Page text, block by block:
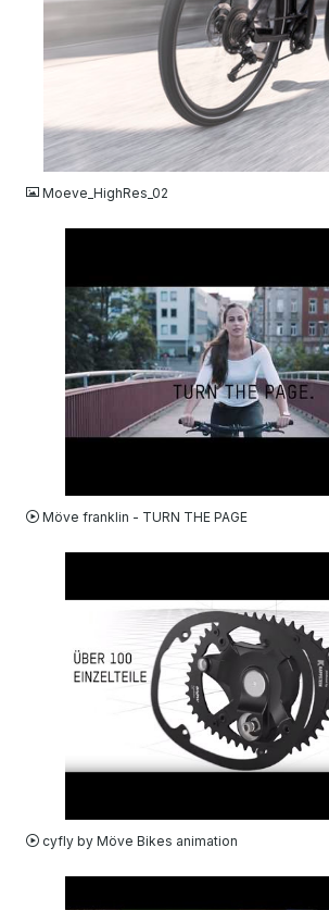
JPG
Moeve_HighRes_02
Möve franklin - TURN THE PAGE
cyfly by Möve Bikes animation